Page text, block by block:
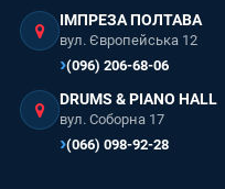
ІМПРЕЗА ПОЛТАВА
вул. Європейська 12
(096) 206-68-06
DRUMS & PIANO HALL
вул. Соборна 17
(066) 098-92-28